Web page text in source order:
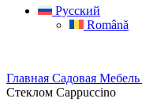
Русский
Română
Главная Садовая Мебель
Стеклом Cappuccino